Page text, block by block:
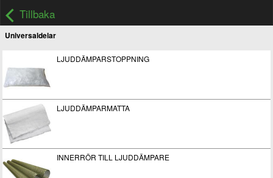
Tillbaka
Universaldelar
LJUDDÄMPARSTOPPNING
LJUDDÄMPARMATTA
INNERRÖR TILL LJUDDÄMPARE